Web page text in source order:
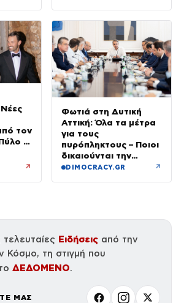
τον
–
↗
Φωτιά στη Δυτική
Αττική: Όλα τα μέτρα
για τους
πυρόπληκτους – Ποιοι
δικαιούνται την
προσωρινή οικονομική
DIMOCRACY.GR ↗
τελευταίες Ειδήσεις από την
Κόσμο, τη στιγμή που
ΔΕΔΟΜΕΝΟ.
ΜΑΣ